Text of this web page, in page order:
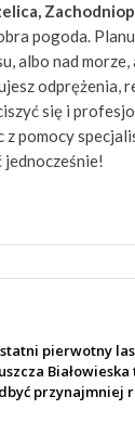
pogoda.
albo nad
odprężenia,
się i
pomocy
jednocześnie!
pierwotny
przynajmniej